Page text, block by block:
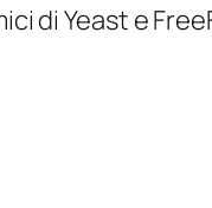
di Yeast e